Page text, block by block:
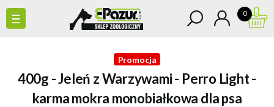
0
Promocja
400g - Jeleń z Warzywami - Perro Light -
karma mokra monobiałkowa dla psa